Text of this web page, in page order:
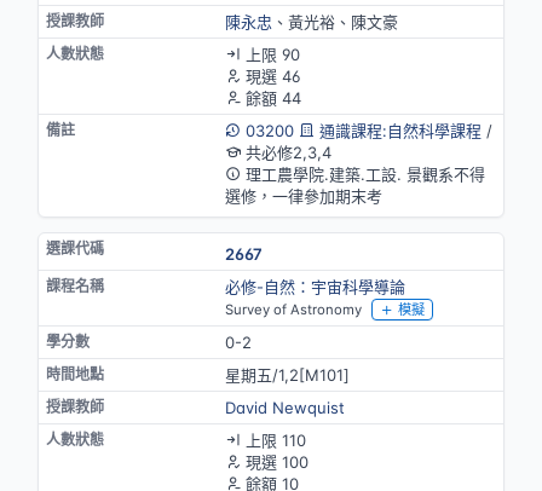
陳永忠 、黃光裕、陳文豪
上限 90
現選 46
餘額 44
03200
通識課程:自然科學課程 /
共必修2,3,4
理工農學院.建築.工設. 景觀系不得
選修，一律參加期末考
2667
必修-自然：宇宙科學導論
Survey of Astronomy 模擬
0-2
星期五/1,2[M101]
David Newquist
上限 110
現選 100
餘額 10